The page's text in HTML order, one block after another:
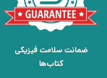
ضمانت سلامت فیزیکی
کتاب‌ها